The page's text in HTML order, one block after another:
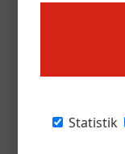
Statistik
BrewDog stellt
„Deutsches